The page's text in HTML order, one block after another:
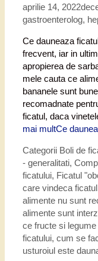
aprilie 14, 2022
gastroenterolog,
Ce dauneaza
frecvent, iar in
apropierea de
mele cauta ce
bananele sunt
recomadnate
ficatul, daca
mai multCe
Categorii Boli de
- generalitati,
ficatului, Ficatul
care vindeca ficatul
alimente nu sunt
alimente sunt
ce fructe si
ficatului, cum se
usturoiul este